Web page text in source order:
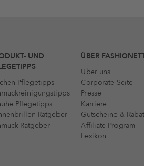
UND
Pflegetipps
Pflegetipps
Ratgeber
Ratgeber
ÜBER
Über uns
Corporate-Seite
Presse
Karriere
Gutscheine &
Affiliate Program
Lexikon